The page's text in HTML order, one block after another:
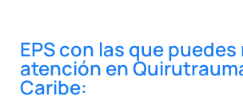
EPS con las que
atención en
Caribe: